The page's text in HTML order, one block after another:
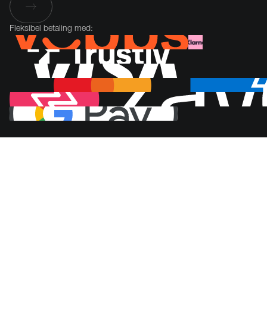
Fleksibel betaling med: